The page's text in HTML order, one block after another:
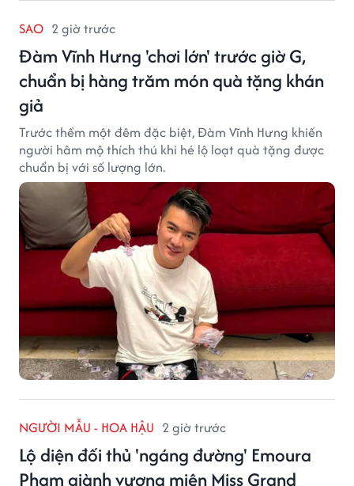
SAO 2 giờ trước
Đàm Vĩnh Hưng 'chơi lớn' trước giờ G,
chuẩn bị hàng trăm món quà tặng khán
giả
Trước thềm một đêm đặc biệt, Đàm Vĩnh Hưng khiến
người hâm mộ thích thú khi hé lộ loạt quà tặng được
chuẩn bị với số lượng lớn.
NGƯỜI MẪU - HOA HẬU 2 giờ trước
Lộ diện đối thủ 'ngáng đường' Emoura
Phạm giành vương miện Miss Grand